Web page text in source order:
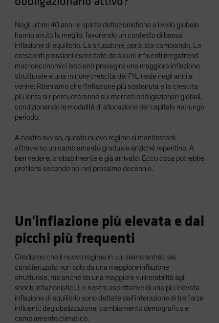
UK
United States (US Citizens)
US (Non-US Citizens/NRC)
Negli ultimi 40 anni le spinte deflazionistiche a livello globale
hanno avuto la meglio, favorendo un contesto di bassa
inflazione di equilibrio. La situazione, però, sta cambiando. Le
crescenti pressioni esercitate da alcuni influenti megatrend
macroeconomici lasciano presagire una maggiore inflazione
strutturale e una minore crescita del PIL reale negli anni a
venire. Riteniamo che l'inflazione più sostenuta e la crescita
più lenta si ripercuoteranno sui mercati obbligazionari globali,
condizionando le modalità di allocazione del capitale nel lungo
periodo.
A nostro avviso, questo nuovo regime si manifesterà
attraverso un cambiamento graduale anziché repentino. A
ben vedere, probabilmente è già arrivato. Ecco cosa potrebbe
profilarsi secondo noi nel prossimo decennio.
Un'inflazione più elevata e dai
picchi più frequenti
Crediamo che il nuovo regime in cui siamo entrati sia
caratterizzato non solo da una maggiore inflazione
strutturale, ma anche da una maggiore vulnerabilità agli
shock inflazionistici. Le nostre aspettative di una più elevata
inflazione di equilibrio sono dettate dall'interazione di tre forze
influenti: deglobalizzazione, cambiamento demografico e
cambiamento climatico.